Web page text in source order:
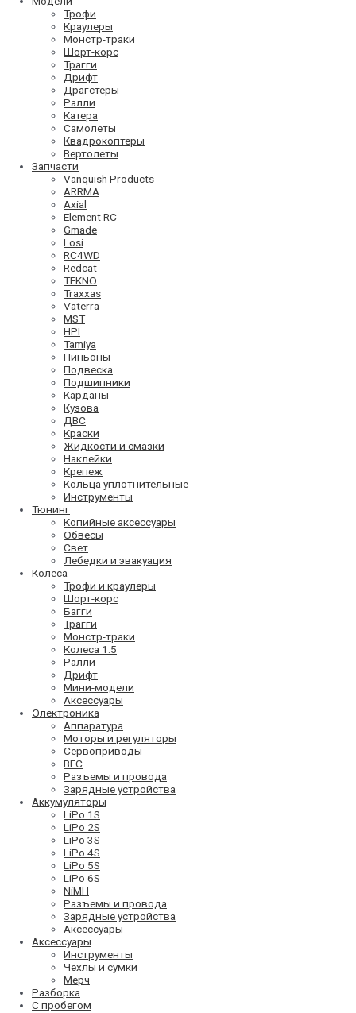
Трофи
Краулеры
Монстр-траки
Шорт-корс
Трагги
Дрифт
Драгстеры
Ралли
Катера
Самолеты
Квадрокоптеры
Вертолеты
Запчасти
Vanquish Products
ARRMA
Axial
Element RC
Gmade
Losi
RC4WD
Redcat
TEKNO
Traxxas
Vaterra
MST
HPI
Tamiya
Пиньоны
Подвеска
Подшипники
Карданы
Кузова
ДВС
Краски
Жидкости и смазки
Наклейки
Крепеж
Кольца уплотнительные
Инструменты
Тюнинг
Копийные аксессуары
Обвесы
Свет
Лебедки и эвакуация
Колеса
Трофи и краулеры
Шорт-корс
Багги
Трагги
Монстр-траки
Колеса 1:5
Ралли
Дрифт
Мини-модели
Аксессуары
Электроника
Аппаратура
Моторы и регуляторы
Сервоприводы
BEC
Разъемы и провода
Зарядные устройства
Аккумуляторы
LiPo 1S
LiPo 2S
LiPo 3S
LiPo 4S
LiPo 5S
LiPo 6S
NiMH
Разъемы и провода
Зарядные устройства
Аксессуары
Аксессуары
Инструменты
Чехлы и сумки
Мерч
Разборка
С пробегом